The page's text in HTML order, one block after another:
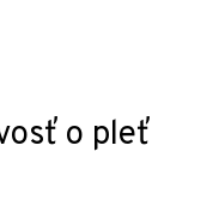
o pleť